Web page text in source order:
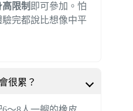
限制 即可參加。怕
完都說比想像中平
很累？